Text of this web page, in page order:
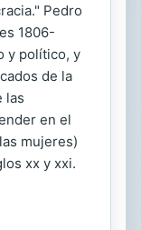
Pedro
1806-
y político, y
de la
las
en el
mujeres)
xx y xxi.